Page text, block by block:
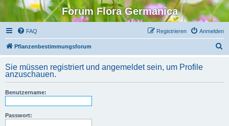
Forum Flora Germanica
FAQ Anmelden
Registrieren
Pflanzenbestimmungsforum
h
Sie müssen registriert und angemeldet sein, um Profile
anzuschauen.
Benutzername:
Passwort: